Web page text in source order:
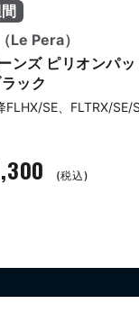
Le Pera）
ンズ ピリオンパ
ック
FLHX/SE、FLTRX/SE/
(税込)